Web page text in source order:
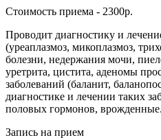
Стоимость приема - 2300р.
Проводит диагностику и
(уреаплазмоз, микоплазмоз,
болезни, недержания мочи,
уретрита, цистита, аденомы
заболеваний (баланит,
диагностике и лечении таких
половых гормонов,
Запись на прием